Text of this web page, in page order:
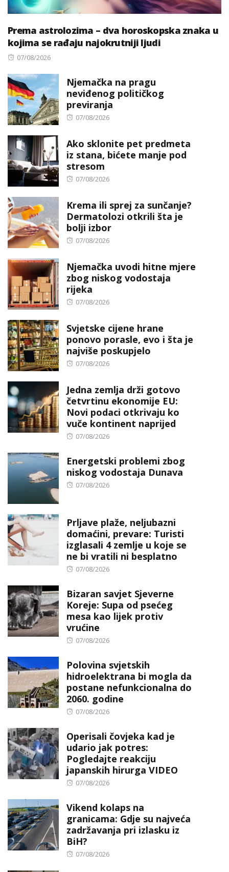
Prema astrolozima – dva horoskopska znaka u
kojima se rađaju najokrutniji ljudi
Posted
07/08/2026
Njemačka na pragu
neviđenog političkog
previranja
Posted
07/08/2026
Ako sklonite pet predmeta
iz stana, bićete manje pod
stresom
Posted
07/08/2026
Krema ili sprej za sunčanje?
Dermatolozi otkrili šta je
bolji izbor
Posted
07/08/2026
Njemačka uvodi hitne mjere
zbog niskog vodostaja
rijeka
Posted
07/08/2026
Svjetske cijene hrane
ponovo porasle, evo i šta je
najviše poskupjelo
Posted
07/08/2026
Jedna zemlja drži gotovo
četvrtinu ekonomije EU:
Novi podaci otkrivaju ko
vuče kontinent naprijed
Posted
07/08/2026
Energetski problemi zbog
niskog vodostaja Dunava
Posted
07/08/2026
Prljave plaže, neljubazni
domaćini, prevare: Turisti
izglasali 4 zemlje u koje se
ne bi vratili ni besplatno
Posted
07/08/2026
Bizaran savjet Sjeverne
Koreje: Supa od psećeg
mesa kao lijek protiv
vrućine
Posted
07/08/2026
Polovina svjetskih
hidroelektrana bi mogla da
postane nefunkcionalna do
2060. godine
Posted
07/08/2026
Operisali čovjeka kad je
udario jak potres:
Pogledajte reakciju
japanskih hirurga VIDEO
Posted
07/08/2026
Vikend kolaps na
granicama: Gdje su najveća
zadržavanja pri izlasku iz
BiH?
Posted
07/08/2026